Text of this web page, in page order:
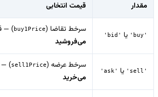
مقدار قیمت انتخابی
'buy' یا 'bid' سرخط تقاضا (buy1Price
) —
می‌فروشید
'sell' یا 'ask' سرخط عرضه (sell1Price
) —
می‌خرید